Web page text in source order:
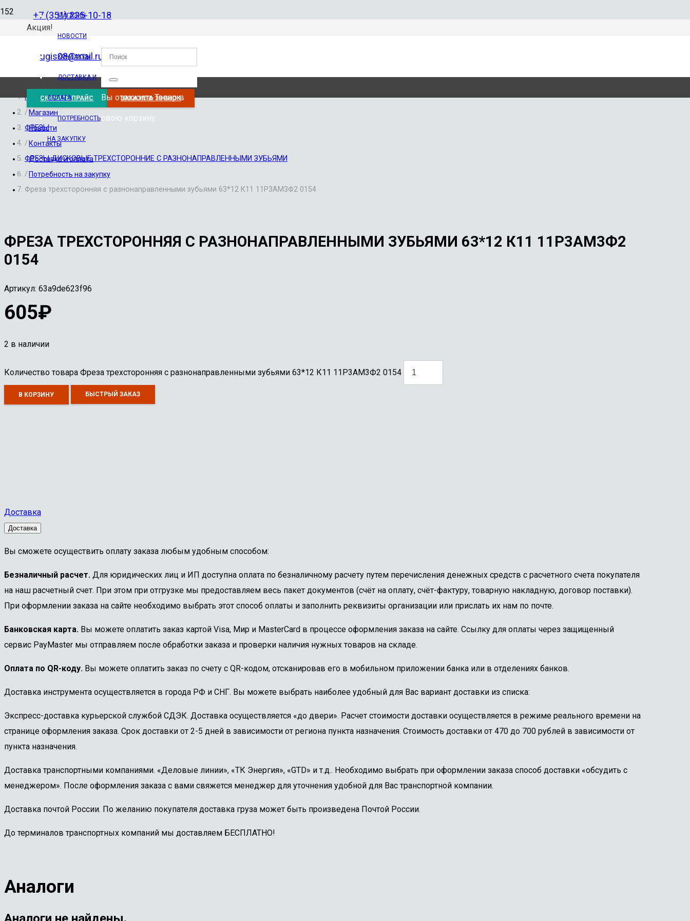
Акция!
+7 (351) 225-10-18
ugis08@mail.ru
СКАЧАТЬ ПРАЙС ЗАКАЗАТЬ ЗВОНОК
МАГАЗИН
НОВОСТИ
КОНТАКТЫ
ДОСТАВКА И
ОПЛАТА
ПОТРЕБНОСТЬ
НА ЗАКУПКУ
Вы отложилиТоварв
свою корзину.
Магазин
Новости
Контакты
Доставка и оплата
Потребность на закупку
Главная
/
ФРЕЗЫ
/
ФРЕЗЫ ДИСКОВЫЕ ТРЕХСТОРОННИЕ С РАЗНОНАПРАВЛЕННЫМИ ЗУБЬЯМИ
/
Фреза трехсторонняя с разнонаправленными зубьями 63*12 К11 11Р3АМ3Ф2 0154
ФРЕЗА ТРЕХСТОРОННЯЯ С РАЗНОНАПРАВЛЕННЫМИ ЗУБЬЯМИ 63*12 К11 11Р3АМ3Ф2
0154
Артикул: 63a9de623f96
605₽
2 в наличии
Количество товара Фреза трехсторонняя с разнонаправленными зубьями 63*12 К11 11Р3АМ3Ф2 0154
В КОРЗИНУ БЫСТРЫЙ ЗАКАЗ
Доставка
Доставка
Вы сможете осуществить оплату заказа любым удобным способом:
Безналичный расчет. Для юридических лиц и ИП доступна оплата по безналичному расчету путем перечисления денежных средств с расчетного счета покупателя
на наш расчетный счет. При этом при отгрузке мы предоставляем весь пакет документов (счёт на оплату, счёт-фактуру, товарную накладную, договор поставки).
При оформлении заказа на сайте необходимо выбрать этот способ оплаты и заполнить реквизиты организации или прислать их нам по почте.
Банковская карта. Вы можете оплатить заказ картой Visa, Мир и MasterCard в процессе оформления заказа на сайте. Ссылку для оплаты через защищенный
сервис PayMaster мы отправляем после обработки заказа и проверки наличия нужных товаров на складе.
Оплата по QR-коду. Вы можете оплатить заказ по счету с QR-кодом, отсканировав его в мобильном приложении банка или в отделениях банков.
Доставка инструмента осуществляется в города РФ и СНГ. Вы можете выбрать наиболее удобный для Вас вариант доставки из списка:
Экспресс-доставка курьерской службой СДЭК. Доставка осуществляется «до двери». Расчет стоимости доставки осуществляется в режиме реального времени на
странице оформления заказа. Срок доставки от 2-5 дней в зависимости от региона пункта назначения. Стоимость доставки от 470 до 700 рублей в зависимости от
пункта назначения.
Доставка транспортными компаниями. «Деловые линии», «ТК Энергия», «GTD» и т.д.. Необходимо выбрать при оформлении заказа способ доставки «обсудить с
менеджером». После оформления заказа с вами свяжется менеджер для уточнения удобной для Вас транспортной компании.
Доставка почтой России. По желанию покупателя доставка груза может быть произведена Почтой России.
До терминалов транспортных компаний мы доставляем БЕСПЛАТНО!
Аналоги